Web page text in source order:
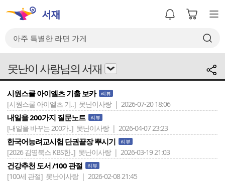
못난이 사랑님의 서재
시원스쿨 아이엘츠 기출 보카 리뷰
[시원스쿨 아이엘츠 기..] 못난이사랑 | 2026-07-20 18:06
내일을 200가지 질문노트 리뷰
[내일을 바꾸는 200가..] 못난이사랑 | 2026-04-07 23:23
한국어능려교시험 단권끝장 뿌시기 리뷰
[2026 김영북스 KBS한..] 못난이사랑 | 2026-03-19 21:03
건강추천 도서 /100 관절 리뷰
[100세 관절] 못난이사랑 | 2026-02-08 21:45